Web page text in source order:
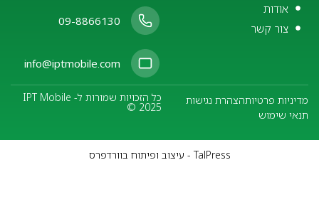
אודות
צור קשר
09-8866130
info@iptmobile.com
מדיניות פרטיותהצהרת נגישות
תנאי שימוש
כל הזכויות שמורות ל- IPT Mobile
© 2025
TalPress - עיצוב ופיתוח בוורדפרס